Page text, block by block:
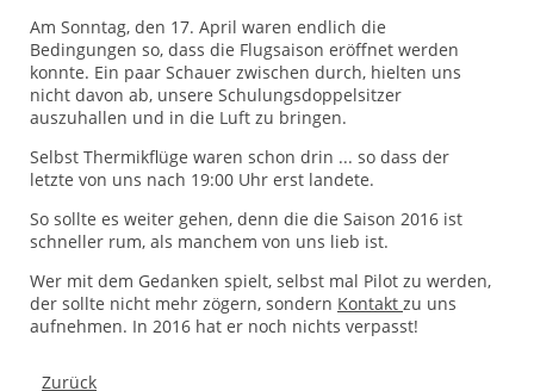
Am Sonntag, den 17. April waren endlich die
Bedingungen so, dass die Flugsaison eröffnet werden
konnte. Ein paar Schauer zwischen durch, hielten uns
nicht davon ab, unsere Schulungsdoppelsitzer
auszuhallen und in die Luft zu bringen.
Selbst Thermikflüge waren schon drin ... so dass der
letzte von uns nach 19:00 Uhr erst landete.
So sollte es weiter gehen, denn die die Saison 2016 ist
schneller rum, als manchem von uns lieb ist.
Wer mit dem Gedanken spielt, selbst mal Pilot zu werden,
der sollte nicht mehr zögern, sondern Kontakt zu uns
aufnehmen. In 2016 hat er noch nichts verpasst!
Zurück